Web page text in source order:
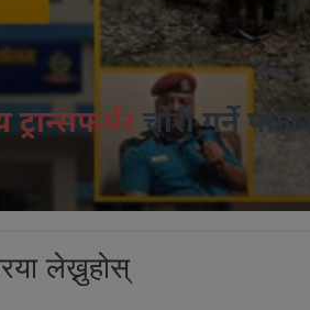
चोरी गर्ने
लेख्नुहोस्